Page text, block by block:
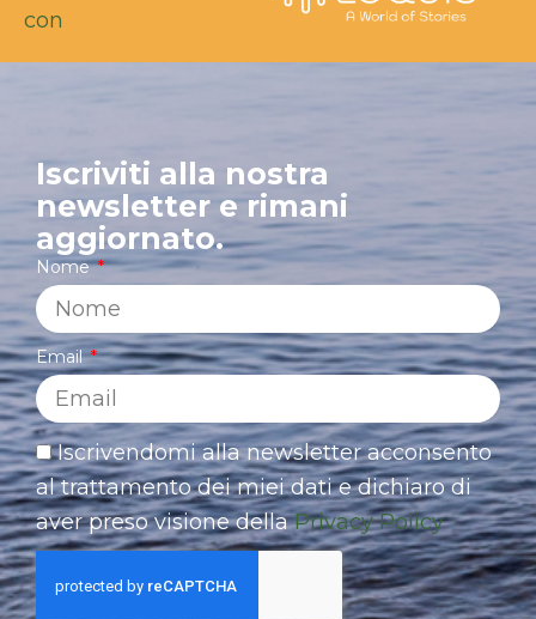
con
Iscriviti alla nostra
newsletter e rimani
aggiornato.
Nome
Email
Iscrivendomi alla newsletter acconsento
al trattamento dei miei dati e dichiaro di
aver preso visione dellaPrivacy Policy